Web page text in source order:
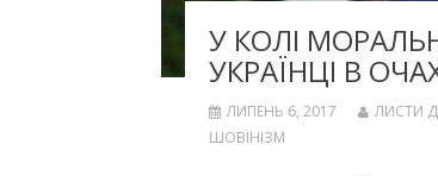
У КОЛІ
УКРАЇНЦІ В
ЛИПЕНЬ 6, 2017 ЛИСТИ
ШОВІНІЗМ